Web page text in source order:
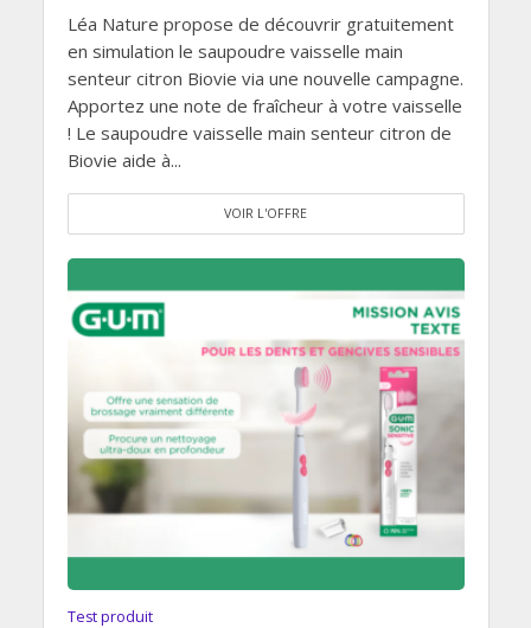
Léa Nature propose de découvrir gratuitement
en simulation le saupoudre vaisselle main
senteur citron Biovie via une nouvelle campagne.
Apportez une note de fraîcheur à votre vaisselle
! Le saupoudre vaisselle main senteur citron de
Biovie aide à...
VOIR L'OFFRE
Test produit